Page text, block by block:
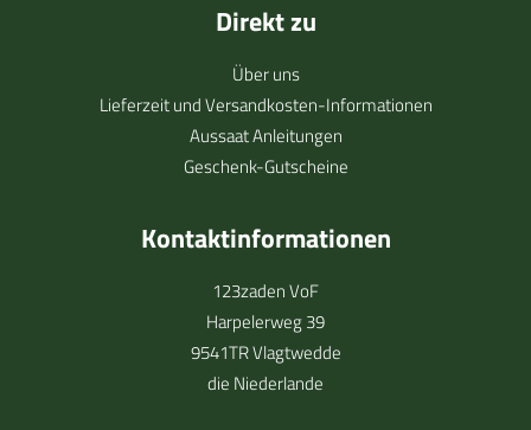
Direkt zu
Über uns
Lieferzeit und Versandkosten-Informationen
Aussaat Anleitungen
Geschenk-Gutscheine
Kontaktinformationen
123zaden VoF
Harpelerweg 39
9541TR Vlagtwedde
die Niederlande